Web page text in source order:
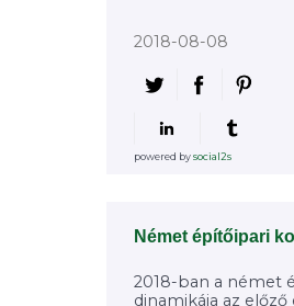
2018-08-08
powered bysocial2s
Német építőipari
2018-ban a német
dinamikája az